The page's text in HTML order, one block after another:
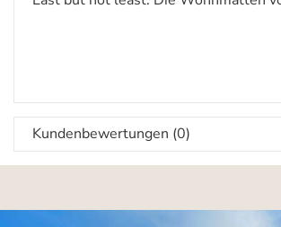
Kundenbewertungen (0)